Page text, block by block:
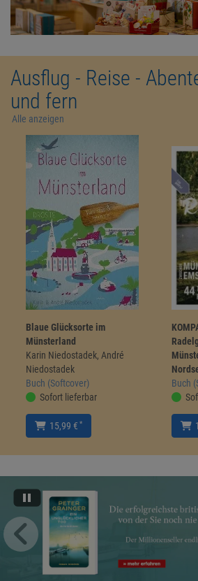
Ausflug - Reise -
und fern
Alle anzeigen
Blaue Glücksorte im
Münsterland
Karin Niedostadek, André
Niedostadek
Buch (Softcover)
Sofort lieferbar
15,99 € *
Buch